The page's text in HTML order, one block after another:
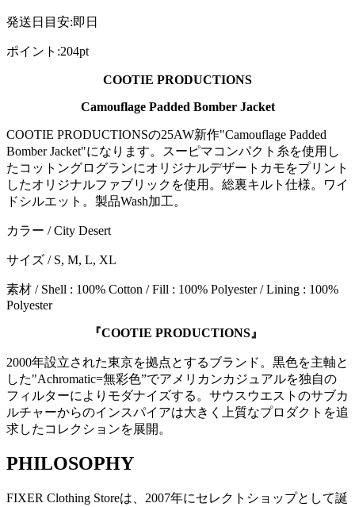
発送日目安:即日
ポイント :204pt
COOTIE PRODUCTIONS
Camouflage Padded Bomber Jacket
COOTIE PRODUCTIONSの25AW新作"Camouflage Padded
Bomber Jacket"になります。スーピマコンパクト糸を使用し
たコットングログランにオリジナルデザートカモをプリント
したオリジナルファブリックを使用。総裏キルト仕様。ワイ
ドシルエット。製品Wash加工。
カラー / City Desert
サイズ / S, M, L, XL
素材 / Shell : 100% Cotton / Fill : 100% Polyester / Lining : 100%
Polyester
『COOTIE PRODUCTIONS』
2000年設立された東京を拠点とするブランド。黒色を主軸と
した"Achromatic=無彩色”でアメリカンカジュアルを独自の
フィルターによりモダナイズする。サウスウエストのサブカ
ルチャーからのインスパイアは大きく上質なプロダクトを追
求したコレクションを展開。
PHILOSOPHY
FIXER Clothing Storeは、2007年にセレクトショップとして誕